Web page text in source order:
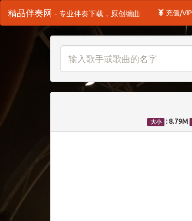
精品伴奏网 - 专业伴奏下载，原创编曲 充值/VIP
大小 : 8.79M